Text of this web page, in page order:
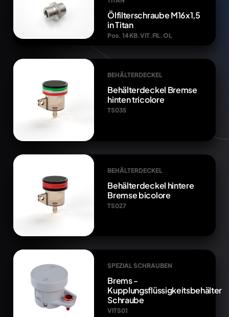
Ölfilterschraube M16x1,5
in Titan
Pos. 14 KB.VIT.FIL.OL
BEHÄLTERDECKEL
Behälterdeckel Bremse
hinten tricolore
TS035
BEHÄLTERDECKEL
Behälterdeckel hintere
Bremse bicolore
TS027
SPEZIAL SCHRAUBEN
Brems -
Kupplungsflüssigkeitsbehälter
Schraube
VITS01